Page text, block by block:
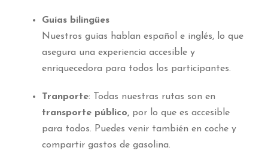
Guías bilingües
Nuestros guías hablan español e inglés, lo que
asegura una experiencia accesible y
enriquecedora para todos los participantes.
Tranporte: Todas nuestras rutas son en
transporte público, por lo que es accesible
para todos. Puedes venir también en coche y
compartir gastos de gasolina.